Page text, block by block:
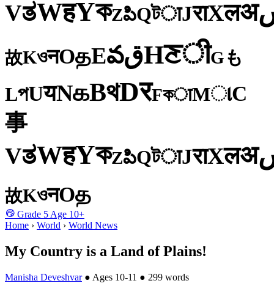
VತWहYকZపిQটाJराXलअ
故KওनOதEవقHਣीGも
LপUयNகBথDरFকाMાC
事
VತWहYকZపిQটाJराXलअ
故KওनOத
Grade 5 Age 10+
Home › World › World News
My Country is a Land of Plains!
Manisha Deveshvar ● Ages 10-11 ● 299 words